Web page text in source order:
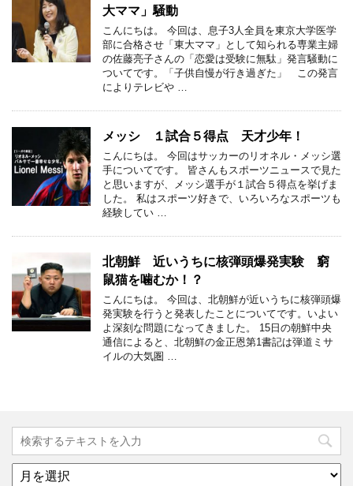
大ママ」騒動
こんにちは。 今回は、息子3人全員を東京大学医学
部に合格させ「東大ママ」として知られる専業主婦
の佐藤亮子さんの「恋愛は受験に無駄」発言騒動に
ついてです。「子供自慢が行き過ぎた」 この発言
によりテレビや …
メッシ １試合５得点 天才少年！
こんにちは。 今回はサッカーのリオネル・メッシ選
手についてです。 皆さんもスポーツニュースで見た
と思いますが、メッシ選手が１試合５得点を挙げま
した。 私はスポーツ好きで、いろいろなスポーツも
経験してい …
北朝鮮 近いうちに核弾頭爆発実験 窮
鼠猫を噛むか！？
こんにちは。 今回は、北朝鮮が近いうちに核弾頭爆
発実験を行うと発表したことについてです。いよい
よ深刻な問題になってきました。 15日の朝鮮中央
通信によると、北朝鮮の金正恩第1書記は弾道ミサ
イルの大気圏 …
ア